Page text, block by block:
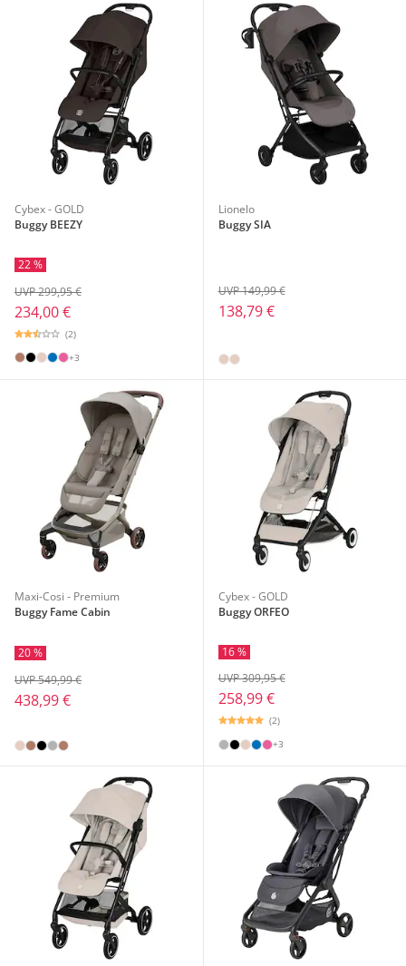
Cybex - GOLD
Buggy BEEZY
22 %
234,00 €
UVP 299,95 €
(2)
+3
Lionelo
Buggy SIA
138,79 €
UVP 149,99 €
Maxi-Cosi - Premium
Buggy Fame Cabin
20 %
438,99 €
UVP 549,99 €
Cybex - GOLD
Buggy ORFEO
16 %
258,99 €
UVP 309,95 €
(2)
+3